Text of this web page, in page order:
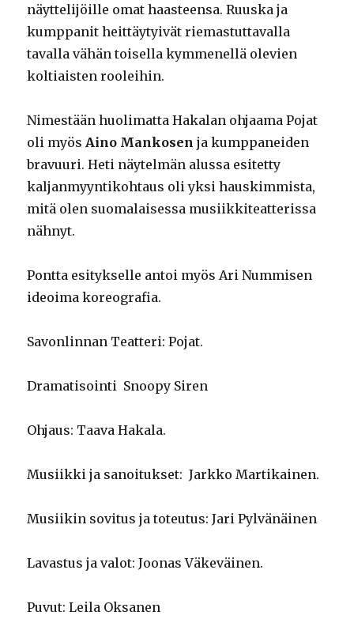
näyttelijöille omat haasteensa. Ruuska ja
kumppanit heittäytyivät riemastuttavalla
tavalla vähän toisella kymmenellä olevien
koltiaisten rooleihin.
Nimestään huolimatta Hakalan ohjaama Pojat
oli myös Aino Mankosen ja kumppaneiden
bravuuri. Heti näytelmän alussa esitetty
kaljanmyyntikohtaus oli yksi hauskimmista,
mitä olen suomalaisessa musiikkiteatterissa
nähnyt.
Pontta esitykselle antoi myös Ari Nummisen
ideoima koreografia.
Savonlinnan Teatteri: Pojat.
Dramatisointi Snoopy Siren
Ohjaus: Taava Hakala.
Musiikki ja sanoitukset: Jarkko Martikainen.
Musiikin sovitus ja toteutus: Jari Pylvänäinen
Lavastus ja valot: Joonas Väkeväinen.
Puvut: Leila Oksanen